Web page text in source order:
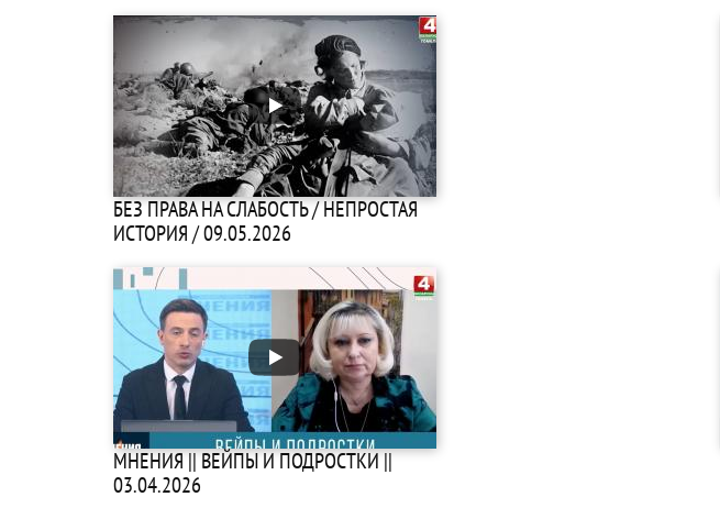
БЕЗ ПРАВА НА СЛАБОСТЬ / НЕПРОСТАЯ
ИСТОРИЯ / 09.05.2026
МНЕНИЯ || ВЕЙПЫ И ПОДРОСТКИ ||
03.04.2026